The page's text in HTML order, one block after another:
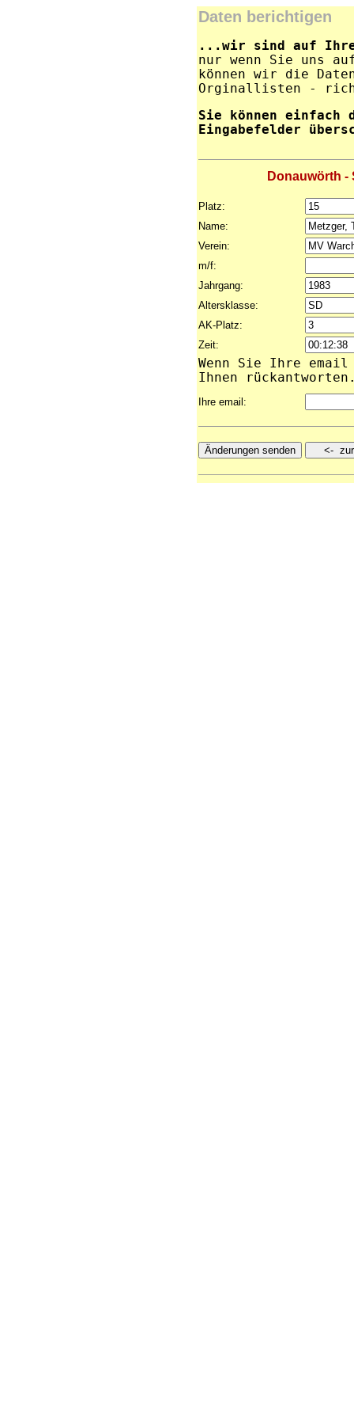
Daten berichtigen
...wir sind auf Ihre
nur wenn Sie uns
können wir die
Orginallisten -
Sie können einfach
Eingabefelder
Donauwörth -
Platz:
Name:
Verein:
m/f:
Jahrgang:
Altersklasse:
AK-Platz:
Zeit:
Wenn Sie Ihre email
Ihnen
Ihre email: